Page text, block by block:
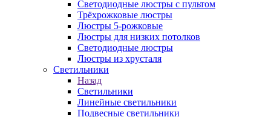
Светодиодные люстры с пультом
Трёхрожковые люстры
Люстры 5-рожковые
Люстры для низких потолков
Cветодиодные люстры
Люстры из хрусталя
Светильники
Назад
Светильники
Линейные светильники
Подвесные светильники